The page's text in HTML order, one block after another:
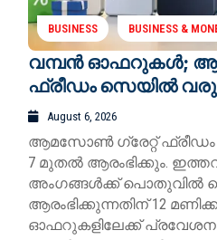
BUSINESS BUSINESS &
വമ്പൻ ഓഫറുകൾ;
ഫ്രീഡം സെയിൽ
August 6, 2026
ആമസോൺ ഗ്രേറ്റ് ഫ്രീഡം
7 മുതൽ ആരംഭിക്കും.
അംഗങ്ങൾക്ക് പൊതുവിൽ
ആരംഭിക്കുന്നതിന് 12
ഓഫറുകളിലേക്ക് പ്രവേശനം